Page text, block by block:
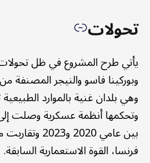
تحولات
يأتي طرح المشروع في ظل
وبوركينا فاسو والنيجر المصنفة
وهي بلدان غنية بالموارد
وتحكمها أنظمة عسكرية وصلت
بين عامي
فرنسا، القوة الاستعمارية السابقة.